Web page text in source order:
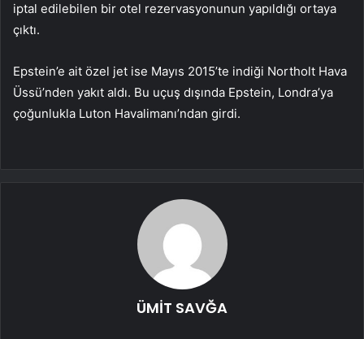
iptal edilebilen bir otel rezervasyonunun yapıldığı ortaya
çıktı.
Epstein’e ait özel jet ise Mayıs 2015’te indiği Northolt Hava
Üssü’nden yakıt aldı. Bu uçuş dışında Epstein, Londra’ya
çoğunlukla Luton Havalimanı’ndan girdi.
ÜMİT SAVĞA